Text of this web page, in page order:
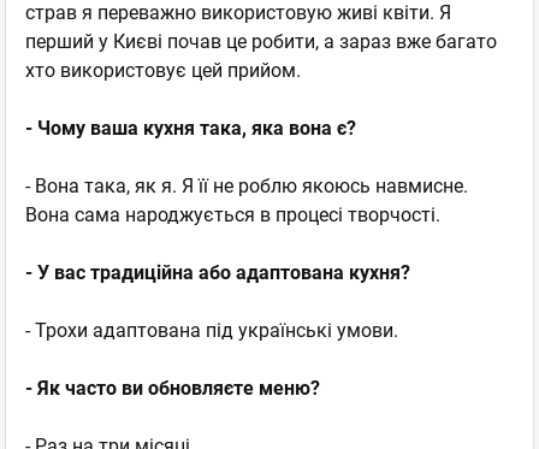
страв я переважно використовую живі квіти. Я
перший у Києві почав це робити, а зараз вже багато
хто використовує цей прийом.
- Чому ваша кухня така, яка вона є?
- Вона така, як я. Я її не роблю якоюсь навмисне.
Вона сама народжується в процесі творчості.
- У вас традиційна або адаптована кухня?
- Трохи адаптована під українські умови.
- Як часто ви обновляєте меню?